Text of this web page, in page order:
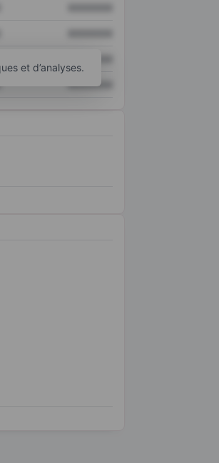
XXXXXXX
et d’analyses.